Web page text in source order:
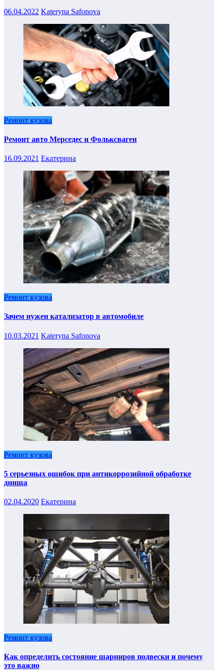
06.04.2022 Kateryna Safonova
Ремонт кузова
Ремонт авто Мерседес и Фольксваген
16.09.2021 Екатерина
Ремонт кузова
Зачем нужен катализатор в автомобиле
10.03.2021 Kateryna Safonova
Ремонт кузова
5 серьезных ошибок при антикоррозийной обработке
днища
02.04.2020 Екатерина
Ремонт кузова
Как определить состояние шарниров подвески и почему
это важно